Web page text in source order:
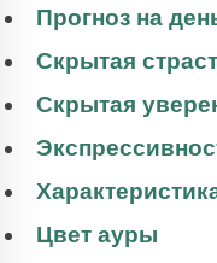
Прогноз на
Скрытая
Скрытая
Цвет ауры